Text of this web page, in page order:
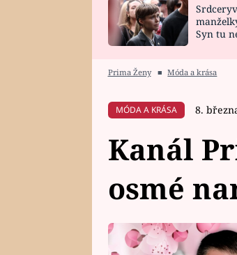
HOROSKOP NA
Syn tu
Prima Ženy ■ Móda a krása
MÓDA A KRÁSA 8.
Kanál
osmé